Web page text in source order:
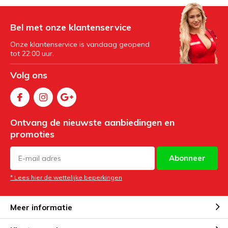
Bel met onze klantenservice
Onze klantenservice is vandaag geopend
tot 22:00 uur.
Volg ons
Ontvang de nieuwste aanbiedingen en
promoties
Abonneer
* Lees hier de wettelijke beperkingen
Meer informatie